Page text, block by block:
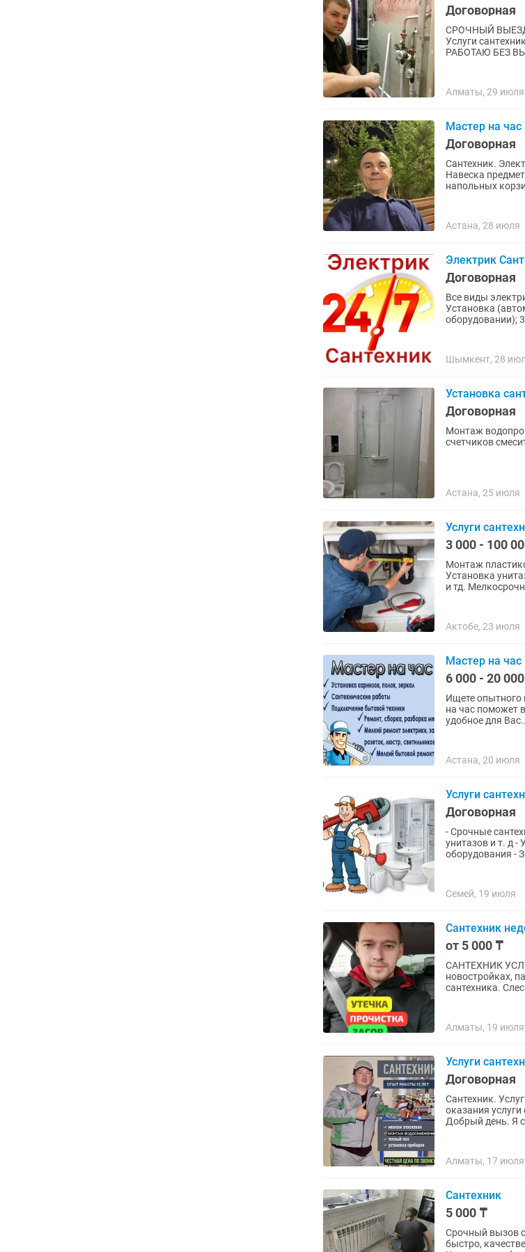
Договорная
СРОЧНЫЙ ВЫЕЗД B
Уcлуги сантexникa. Выезд в любые районы города, также выезжаю в
РАБОТАЮ БЕЗ
Алматы, 29 июля
Мастер на час
Договорная
Сантехник.
Навеска
напольных
Астана, 28 июля
Электрик
Договорная
Все виды
Установка
оборудовании);
Шымкент, 28
Установка
Договорная
Монтаж
счетчиков
Астана, 25 июля
Услуги
3 000 - 100
Монтаж
Установка
и тд.
Актобе, 23 июля
Мастер на
6 000 - 20
Ищете опытного
нa чaс поможет в
удoбное для
Астана, 20 июля
Услуги
Договорная
- Срочные
унитазов и т. д -
оборудования -
Семей, 19 июля
Сантехник
от 5 000 ₸
САНТЕХНИК УСЛУГИ
новостройках,
сантехника.
Алматы, 19 июля
Услуги
Договорная
Caнтеxник. Услуги
оказания услуги сантехника Cpoчный выeзд зa 60
Алматы, 17 июля
Сантехник
5 000 ₸
Срочный вызов
быстро,